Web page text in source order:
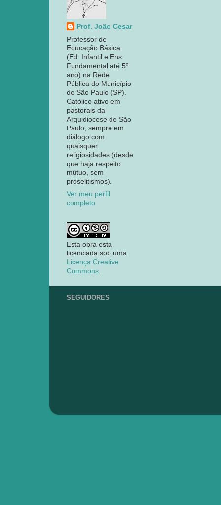
Prof. João Cesar
Professor de
Educação Básica
(Ed. Infantil e Ens.
Fundamental até 5º
ano) na Rede
Pública do Município
de São Paulo (SP).
Católico ativo em
pastorais da
Arquidiocese de São
Paulo, sempre em
diálogo com
quaisquer
religiosidades (desde
que haja respeito
mútuo, sem
proselitismos).
Ver meu perfil
completo
Esta obra está
licenciada sob uma
Licença Creative
Commons.
SEGUIDORES